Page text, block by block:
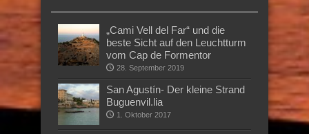
„Cami Vell del Far“ und die
beste Sicht auf den Leuchtturm
vom Cap de Formentor
28. September 2019
San Agustín- Der kleine Strand
Buguenvil.lia
1. Oktober 2017